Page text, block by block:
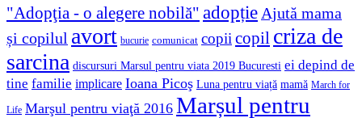
"Adopţia - o alegere nobilă" adopție Ajută mama
și copilul avort bucurie comunicat copii copil criza de
sarcina discursuri Marsul pentru viata 2019 Bucuresti ei depind de
tine familie implicare Ioana Picoş Luna pentru viață mamă March for
Life Marşul pentru viaţă 2016 Marșul pentru